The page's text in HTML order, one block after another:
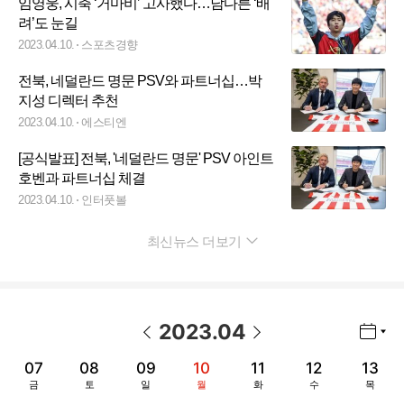
임영웅, 시축 ‘거마비’ 고사했다…남다른 ‘배
려’도 눈길
2023.04.10. 스포츠경향
전북, 네덜란드 명문 PSV와 파트너십…박
지성 디렉터 추천
2023.04.10. 에스티엔
[공식발표] 전북, '네덜란드 명문' PSV 아인트
호벤과 파트너십 체결
2023.04.10. 인터풋볼
최신뉴스 더보기
2023.04
07
금
08
토
09
일
10
월
11
화
12
수
13
목